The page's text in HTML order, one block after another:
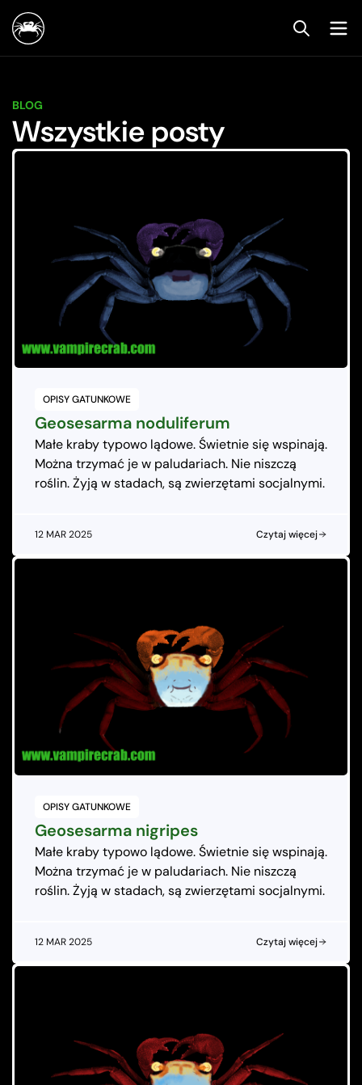
BLOG
Wszystkie posty
OPISY GATUNKOWE
Geosesarma noduliferum
Małe kraby typowo lądowe. Świetnie się wspinają.
Można trzymać je w paludariach. Nie niszczą
roślin. Żyją w stadach, są zwierzętami socjalnymi.
12 MAR 2025 Czytaj więcej
OPISY GATUNKOWE
Geosesarma nigripes
Małe kraby typowo lądowe. Świetnie się wspinają.
Można trzymać je w paludariach. Nie niszczą
roślin. Żyją w stadach, są zwierzętami socjalnymi.
12 MAR 2025 Czytaj więcej